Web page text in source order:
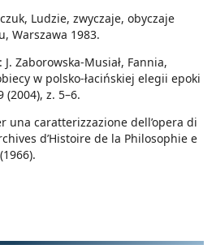
Ludzie, zwyczaje, obyczaje
Warszawa 1983.
Zaborowska-Musiał, Fannia,
w polsko-łacińskiej elegii epoki
(2004), z. 5–6.
una caratterizzazione dell’opera di
d’Histoire de la Philosophie e